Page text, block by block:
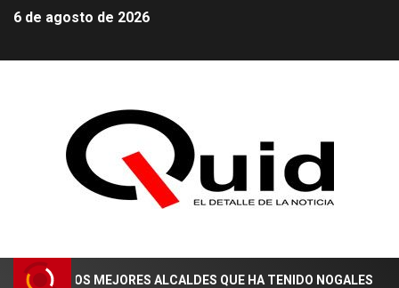
6 de agosto de 2026
LOS MEJORES ALCALDES QUE HA TENIDO NOGALES